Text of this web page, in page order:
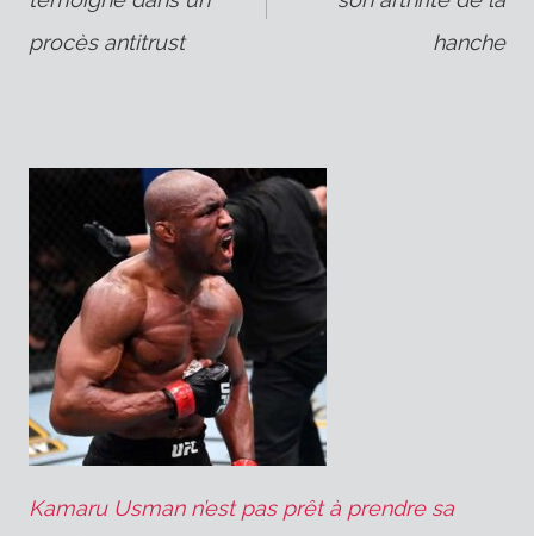
de
l’article
procès antitrust
hanche
Kamaru Usman n’est pas prêt à prendre sa